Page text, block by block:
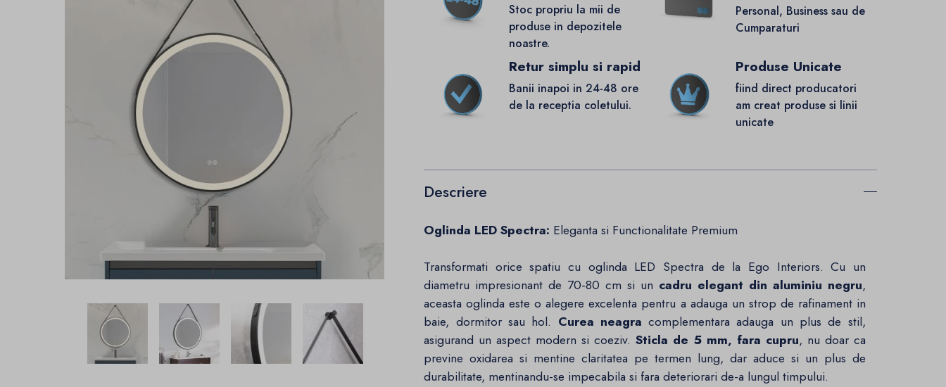
Stoc propriu la mii de
produse in depozitele
noastre.
Personal, Business sau de
Cumparaturi
Retur simplu si rapid
Banii inapoi in 24-48 ore
de la receptia coletului.
Produse Unicate
fiind direct producatori
am creat produse si linii
unicate
Descriere
Oglinda LED Spectra: Eleganta si Functionalitate Premium
Transformati orice spatiu cu oglinda LED Spectra de la Ego Interiors. Cu un
diametru impresionant de 70-80 cm si un cadru elegant din aluminiu negru,
aceasta oglinda este o alegere excelenta pentru a adauga un strop de rafinament in
baie, dormitor sau hol. Curea neagra complementara adauga un plus de stil,
asigurand un aspect modern si coeziv.Sticla de 5 mm, fara cupru, nu doar ca
previne oxidarea si mentine claritatea pe termen lung, dar aduce si un plus de
durabilitate, mentinandu-se impecabila si fara deteriorari de-a lungul timpului.